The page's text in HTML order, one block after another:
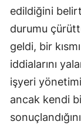
edildiğini
durumu
geldi, bir
iddialarını
işyeri
ancak kendi